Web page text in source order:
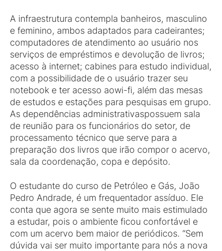
A infraestrutura contempla banheiros, masculino
e feminino, ambos adaptados para cadeirantes;
computadores de atendimento ao usuário nos
serviços de empréstimos e devolução de livros;
acesso à internet; cabines para estudo individual,
com a possibilidade de o usuário trazer seu
notebook e ter acesso aowi-fi, além das mesas
de estudos e estações para pesquisas em grupo.
As dependências administrativaspossuem sala
de reunião para os funcionários do setor, de
processamento técnico que serve para a
preparação dos livros que irão compor o acervo,
sala da coordenação, copa e depósito.
O estudante do curso de Petróleo e Gás, João
Pedro Andrade, é um frequentador assíduo. Ele
conta que agora se sente muito mais estimulado
a estudar, pois o ambiente ficou confortável e
com um acervo bem maior de periódicos. “Sem
dúvida vai ser muito importante para nós a nova